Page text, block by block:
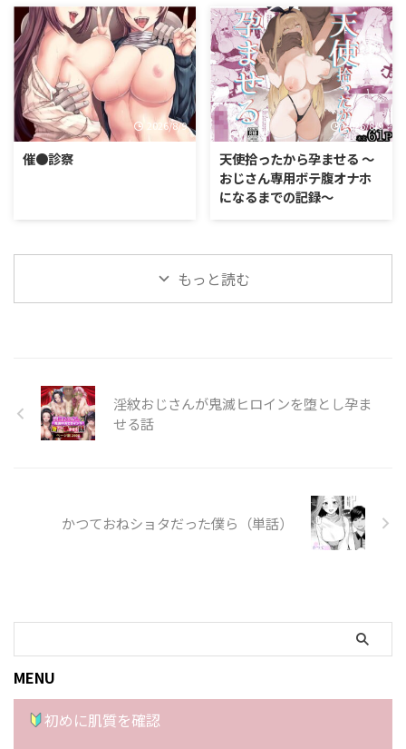
2026/8/9
催●診察
2026/8/9
天使拾ったから孕ませる 〜
おじさん専用ボテ腹オナホ
になるまでの記録〜
もっと読む
淫紋おじさんが鬼滅ヒロインを堕とし孕ま
せる話
かつておねショタだった僕ら（単話）
MENU
初めに肌質を確認